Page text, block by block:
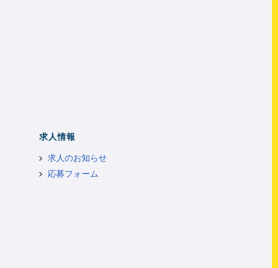
求人情報
求人のお知らせ
応募フォーム